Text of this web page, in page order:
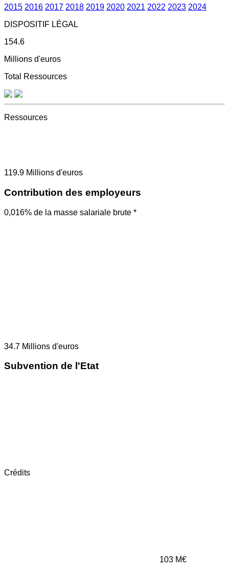
2015 2016 2017 2018 2019 2020 2021 2022 2023 2024
DISPOSITIF LÉGAL
154.6
Millions d'euros
Total Ressources
Ressources
119.9 Millions d'euros
Contribution des employeurs
0,016% de la masse salariale brute *
34.7 Millions d'euros
Subvention de l'Etat
Crédits
103 M€